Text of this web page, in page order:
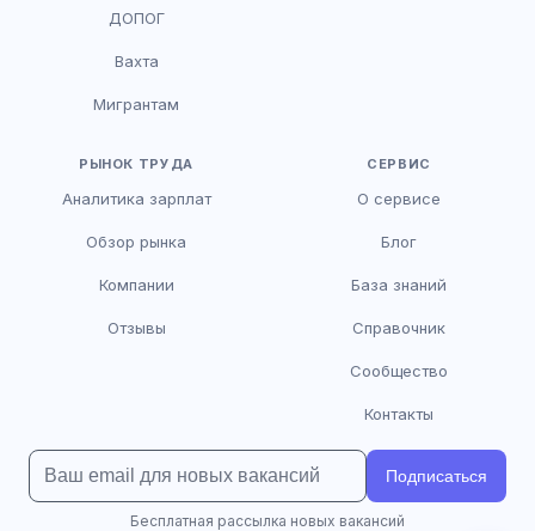
ДОПОГ
Вахта
Мигрантам
РЫНОК ТРУДА
Аналитика зарплат
Обзор рынка
Компании
Отзывы
СЕРВИС
О сервисе
Блог
База знаний
Справочник
Сообщество
Контакты
Подписаться
Бесплатная рассылка новых вакансий
HR-консультант
Здравствуйте! Я AI-консультант DriveJob.
помочь?